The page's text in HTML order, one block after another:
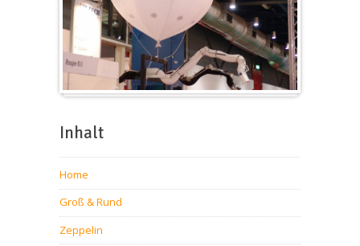
Inhalt
Home
Groß & Rund
Zeppelin